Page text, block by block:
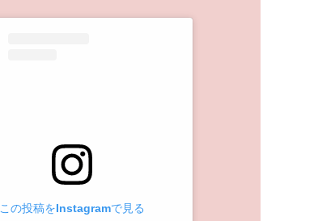
この投稿をInstagramで見る